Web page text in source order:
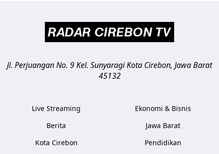
Jl. Perjuangan No. 9 Kel. SunyaragiKota Cirebon, Jawa Barat
45132
Live Streaming
Berita
Kota Cirebon
Ekonomi & Bisnis
Jawa Barat
Pendidikan